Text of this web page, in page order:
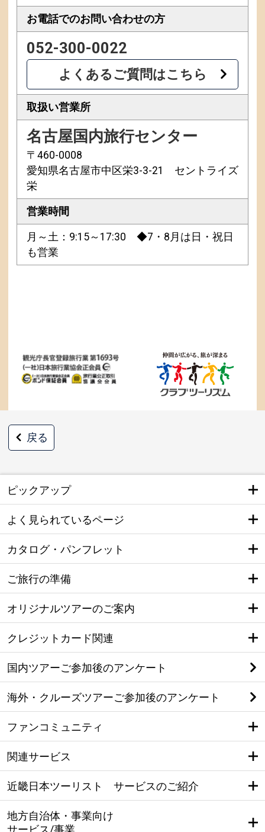
お電話でのお問い合わせの方
052-300-0022
よくあるご質問はこちら
取扱い営業所
名古屋国内旅行センター
〒460-0008
愛知県名古屋市中区栄3-3-21 セントライズ
栄
営業時間
月～土：9:15～17:30 ◆7・8月は日・祝日
も営業
戻る
ピックアップ
よく見られているページ
カタログ・パンフレット
ご旅行の準備
オリジナルツアーのご案内
クレジットカード関連
国内ツアーご参加後のアンケート
海外・クルーズツアーご参加後のアンケート
ファンコミュニティ
関連サービス
近畿日本ツーリスト サービスのご紹介
地方自治体・事業向け
サービス/事業